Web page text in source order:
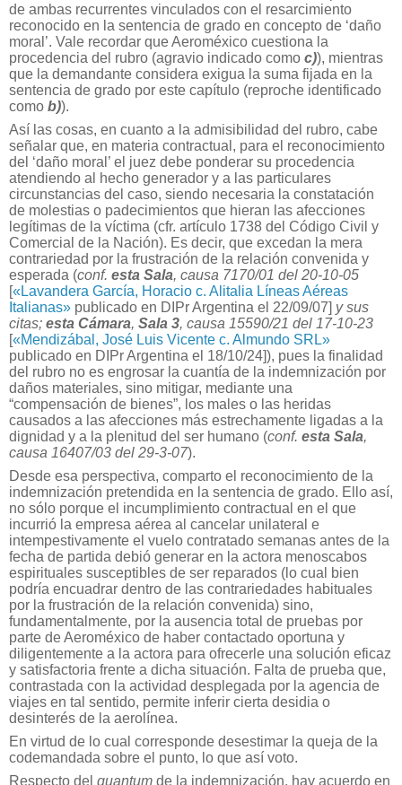
de ambas recurrentes vinculados con el resarcimiento
reconocido en la sentencia de grado en concepto de ‘daño
moral’. Vale recordar que Aeroméxico cuestiona la
procedencia del rubro (agravio indicado como c)), mientras
que la demandante considera exigua la suma fijada en la
sentencia de grado por este capítulo (reproche identificado
como b)).
Así las cosas, en cuanto a la admisibilidad del rubro, cabe
señalar que, en materia contractual, para el reconocimiento
del ‘daño moral’ el juez debe ponderar su procedencia
atendiendo al hecho generador y a las particulares
circunstancias del caso, siendo necesaria la constatación
de molestias o padecimientos que hieran las afecciones
legítimas de la víctima (cfr. artículo 1738 del Código Civil y
Comercial de la Nación). Es decir, que excedan la mera
contrariedad por la frustración de la relación convenida y
esperada (conf. esta Sala, causa 7170/01 del 20-10-05
[«Lavandera García, Horacio c. Alitalia Líneas Aéreas
Italianas» publicado en DIPr Argentina el 22/09/07] y sus
citas; esta Cámara, Sala 3, causa 15590/21 del 17-10-23
[«Mendizábal, José Luis Vicente c. Almundo SRL»
publicado en DIPr Argentina el 18/10/24]), pues la finalidad
del rubro no es engrosar la cuantía de la indemnización por
daños materiales, sino mitigar, mediante una
“compensación de bienes”, los males o las heridas
causados a las afecciones más estrechamente ligadas a la
dignidad y a la plenitud del ser humano (conf. esta Sala,
causa 16407/03 del 29-3-07).
Desde esa perspectiva, comparto el reconocimiento de la
indemnización pretendida en la sentencia de grado. Ello así,
no sólo porque el incumplimiento contractual en el que
incurrió la empresa aérea al cancelar unilateral e
intempestivamente el vuelo contratado semanas antes de la
fecha de partida debió generar en la actora menoscabos
espirituales susceptibles de ser reparados (lo cual bien
podría encuadrar dentro de las contrariedades habituales
por la frustración de la relación convenida) sino,
fundamentalmente, por la ausencia total de pruebas por
parte de Aeroméxico de haber contactado oportuna y
diligentemente a la actora para ofrecerle una solución eficaz
y satisfactoria frente a dicha situación. Falta de prueba que,
contrastada con la actividad desplegada por la agencia de
viajes en tal sentido, permite inferir cierta desidia o
desinterés de la aerolínea.
En virtud de lo cual corresponde desestimar la queja de la
codemandada sobre el punto, lo que así voto.
Respecto del quantum de la indemnización, hay acuerdo en